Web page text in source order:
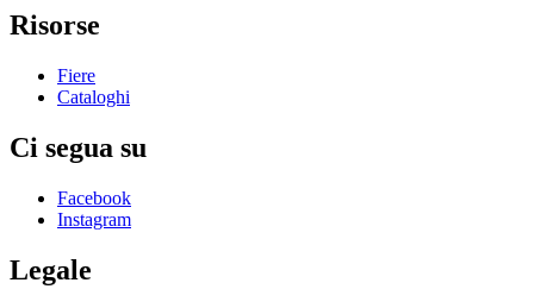
Risorse
Fiere
Cataloghi
Ci segua su
Facebook
Instagram
Legale